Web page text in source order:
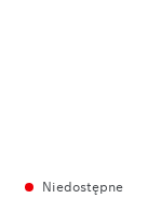
Niedostępne